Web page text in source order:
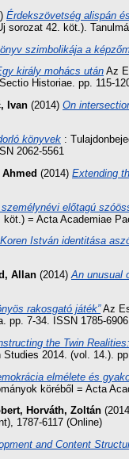
Érdekszövetség alispán
sorozat 42. köt.).
szimbolikája a
király mohács után Az
Historiae. pp. 115-
Ivan (2014) On
könyvek :
2062-5561
(2014) Extending
előtagú
= Acta Academiae
Koren István identitása
Allan (2014)An unusual
rakosgató játék”Az
pp. 7-34. ISSN 1785-6906
the Twin
2014. (vol. 14.).
elmélete és
köréből = Acta
, Horváth, Zoltán
1787-6117 (Online)
and Content